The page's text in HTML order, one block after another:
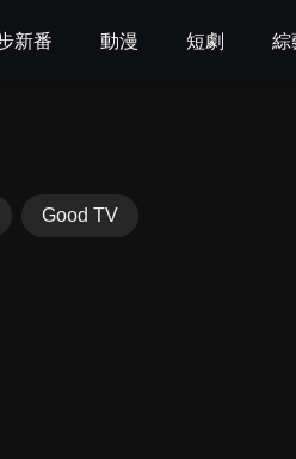
新番 動漫 短劇 綜
Good TV